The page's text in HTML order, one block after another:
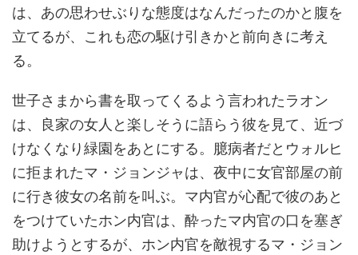
は、あの思わせぶりな態度はなんだったのかと腹を
立てるが、これも恋の駆け引きかと前向きに考え
る。
世子さまから書を取ってくるよう言われたラオン
は、良家の女人と楽しそうに語らう彼を見て、近づ
けなくなり緑園をあとにする。臆病者だとウォルヒ
に拒まれたマ・ジョンジャは、夜中に女官部屋の前
に行き彼女の名前を叫ぶ。マ内官が心配で彼のあと
をつけていたホン内官は、酔ったマ内官の口を塞ぎ
助けようとするが、ホン内官を敵視するマ・ジョン